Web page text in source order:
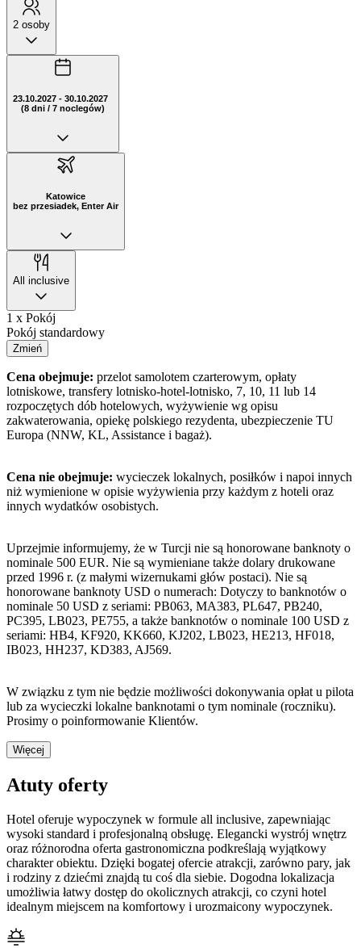
2 osoby
23.10.2027 - 30.10.2027
(8 dni / 7 noclegów)
Katowice
bez przesiadek, Enter Air
All inclusive
1 x Pokój
Pokój standardowy
Zmień
Cena obejmuje: przelot samolotem czarterowym, opłaty
lotniskowe, transfery lotnisko-hotel-lotnisko, 7, 10, 11 lub 14
rozpoczętych dób hotelowych, wyżywienie wg opisu
zakwaterowania, opiekę polskiego rezydenta, ubezpieczenie TU
Europa (NNW, KL, Assistance i bagaż).
Cena nie obejmuje: wycieczek lokalnych, posiłków i napoi innych
niż wymienione w opisie wyżywienia przy każdym z hoteli oraz
innych wydatków osobistych.
Uprzejmie informujemy, że w Turcji nie są honorowane banknoty o
nominale 500 EUR. Nie są wymieniane także dolary drukowane
przed 1996 r. (z małymi wizernukami głów postaci). Nie są
honorowane banknoty USD o numerach: Dotyczy to banknotów o
nominale 50 USD z seriami: PB063, MA383, PL647, PB240,
PC395, LB023, PE755, a także banknotów o nominale 100 USD z
seriami: HB4, KF920, KK660, KJ202, LB023, HE213, HF018,
IB023, HH237, KD383, AJ569.
W związku z tym nie będzie możliwości dokonywania opłat u pilota
lub za wycieczki lokalne banknotami o tym nominale (roczniku).
Prosimy o poinformowanie Klientów.
Więcej
Atuty oferty
Hotel oferuje wypoczynek w formule all inclusive, zapewniając
wysoki standard i profesjonalną obsługę. Elegancki wystrój wnętrz
oraz różnorodna oferta gastronomiczna podkreślają wyjątkowy
charakter obiektu. Dzięki bogatej ofercie atrakcji, zarówno pary, jak
i rodziny z dziećmi znajdą tu coś dla siebie. Dogodna lokalizacja
umożliwia łatwy dostęp do okolicznych atrakcji, co czyni hotel
idealnym miejscem na komfortowy i urozmaicony wypoczynek.